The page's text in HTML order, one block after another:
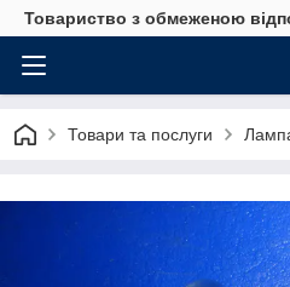
Товариство з обмеженою
Товари та послуги